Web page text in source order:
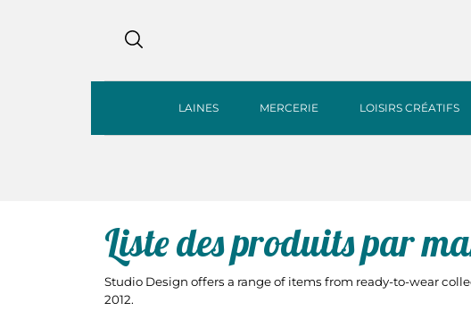
LAINES MERCERIE LOISIRS CRÉATIFS
Liste des produits par
Studio Design offers a range of items from ready-to-wear
2012.